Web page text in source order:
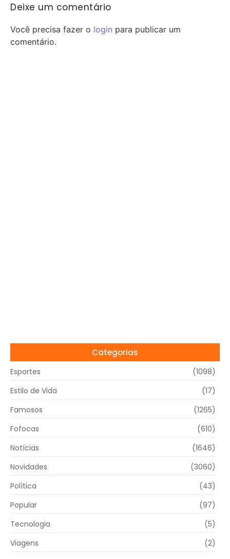
Deixe um comentário
Você precisa fazer o login para publicar um
comentário.
Categorias
Esportes
(1098)
Estilo de Vida
(17)
Famosos
(1265)
Fofocas
(610)
Notícias
(1646)
Novidades
(3060)
Política
(43)
Popular
(97)
Tecnologia
(5)
Viagens
(2)